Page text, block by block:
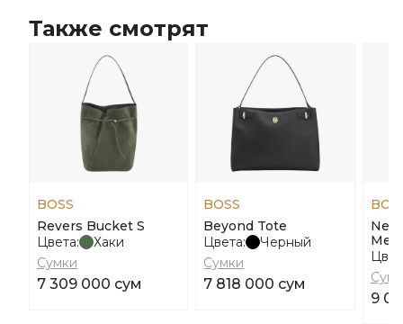
Также смотрят
BOSS
Revers Bucket S
Цвета:
Хаки
Сумки
7 309 000 сум
BOSS
Beyond Tote
Цвета:
Черный
Сумки
7 818 000 сум
9